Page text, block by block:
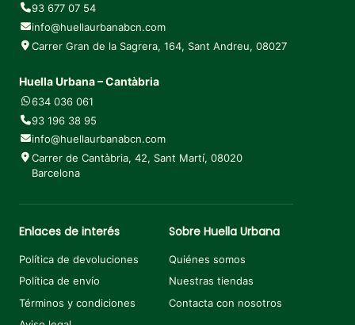
93 677 07 54
info@huellaurbanabcn.com
Carrer Gran de la Sagrera, 164, Sant Andreu, 08027
Huella Urbana – Cantàbria
634 036 061
93 196 38 95
info@huellaurbanabcn.com
Carrer de Cantàbria, 42, Sant Martí, 08020
Barcelona
Enlaces de interés
Política de devoluciones
Política de envío
Términos y condiciones
Sobre Huella Urbana
Quiénes somos
Nuestras tiendas
Contacta con nosotros